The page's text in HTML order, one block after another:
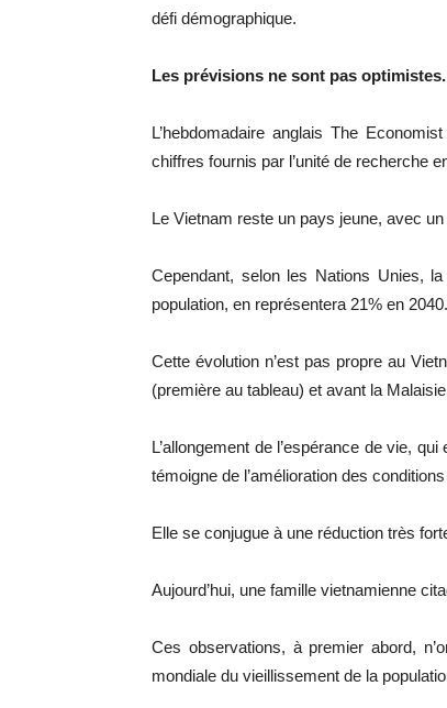
défi démographique.
Les prévisions ne sont pas optimistes.
L’hebdomadaire anglais The
chiffres fournis par l’unité de recherche
Le Vietnam reste un pays jeune, avec
Cependant, selon les Nations Unies,
population, en représentera 21% en 2040.
Cette évolution n’est pas propre au
(première au tableau) et avant la
L’allongement de l’espérance de vie,
témoigne de l’amélioration des
Elle se conjugue à une réduction très
Aujourd’hui, une famille vietnamienne
Ces observations, à premier abord,
mondiale du vieillissement de la